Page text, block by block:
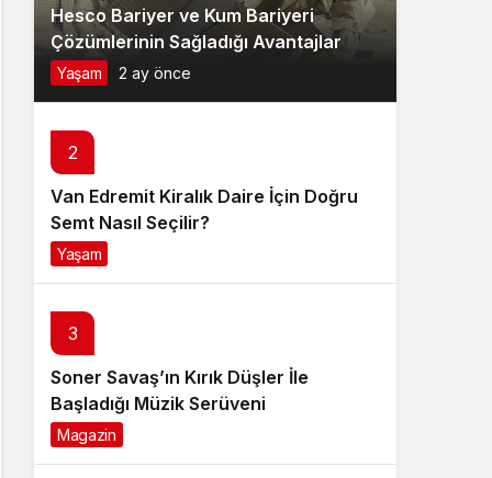
Hesco Bariyer ve Kum Bariyeri
Çözümlerinin Sağladığı Avantajlar
Yaşam 2 ay önce
2
Van Edremit Kiralık Daire İçin Doğru
Semt Nasıl Seçilir?
Yaşam
3
Soner Savaş’ın Kırık Düşler İle
Başladığı Müzik Serüveni
Magazin